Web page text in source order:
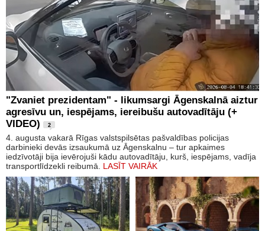
"Zvaniet prezidentam" - likumsargi Āgenskalnā aiztur
agresīvu un, iespējams, iereibušu autovadītāju (+
VIDEO)
2
4. augusta vakarā Rīgas valstspilsētas pašvaldības policijas
darbinieki devās izsaukumā uz Āgenskalnu – tur apkaimes
iedzīvotāji bija ievērojuši kādu autovadītāju, kurš, iespējams, vadīja
transportlīdzekli reibumā. LASĪT VAIRĀK